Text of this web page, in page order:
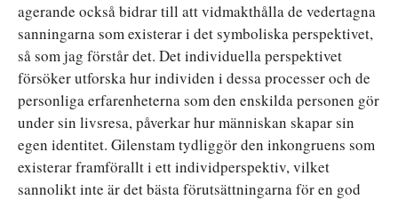
agerande också bidrar till att vidmakthålla de vedertagna
sanningarna som existerar i det symboliska perspektivet,
så som jag förstår det. Det individuella perspektivet
försöker utforska hur individen i dessa processer och de
personliga erfarenheterna som den enskilda personen gör
under sin livsresa, påverkar hur människan skapar sin
egen identitet. Gilenstam tydliggör den inkongruens som
existerar framförallt i ett individperspektiv, vilket
sannolikt inte är det bästa förutsättningarna för en god